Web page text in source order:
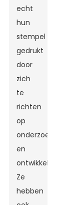
echt
hun
stempel
gedrukt
door
zich
te
richten
op
onderzoek
en
ontwikkeling.
Ze
hebben